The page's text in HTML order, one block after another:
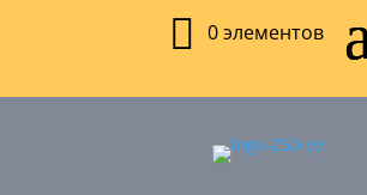
0 элементов